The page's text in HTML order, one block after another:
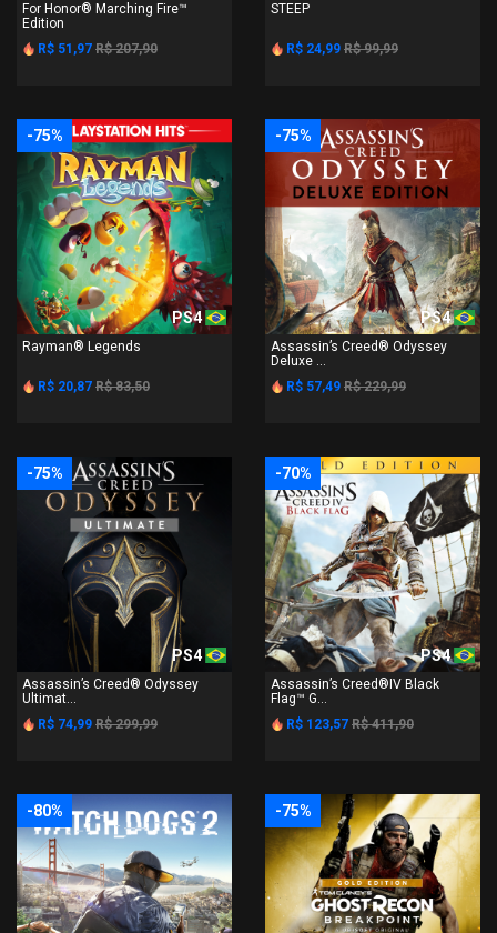
For Honor® Marching Fire™
Edition
R$ 51,97 R$ 207,90
STEEP
R$ 24,99 R$ 99,99
-75%
PS4
Rayman® Legends
R$ 20,87 R$ 83,50
-75%
PS4
Assassin’s Creed® Odyssey
Deluxe ...
R$ 57,49 R$ 229,99
-75%
PS4
Assassin’s Creed® Odyssey
Ultimat...
R$ 74,99 R$ 299,99
-70%
PS4
Assassin’s Creed®IV Black
Flag™ G...
R$ 123,57 R$ 411,90
-80% -75%